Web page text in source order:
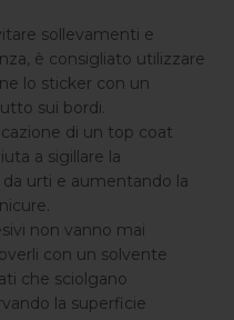
sollevamenti e
è consigliato utilizzare
lo sticker con un
sui bordi.
di un top coat
a sigillare la
urti e aumentando la
non vanno mai
con un solvente
che sciolgano
la superficie